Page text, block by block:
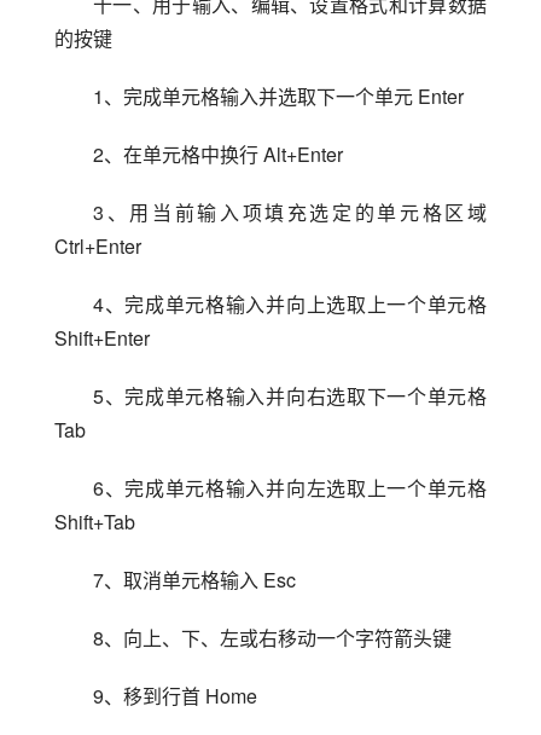
的按键
1、完成单元格输入并选取下一个单元 Enter
2、在单元格中换行 Alt+Enter
3、用当前输入项填充选定的单元格区域
Ctrl+Enter
4、完成单元格输入并向上选取上一个单元格
Shift+Enter
5、完成单元格输入并向右选取下一个单元格
Tab
6、完成单元格输入并向左选取上一个单元格
Shift+Tab
7、取消单元格输入 Esc
8、向上、下、左或右移动一个字符箭头键
9、移到行首 Home